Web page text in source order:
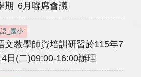
期 6月聯席會議
_國小
文教學師資培訓研習於115年7
日(二)09:00-16:00辦理